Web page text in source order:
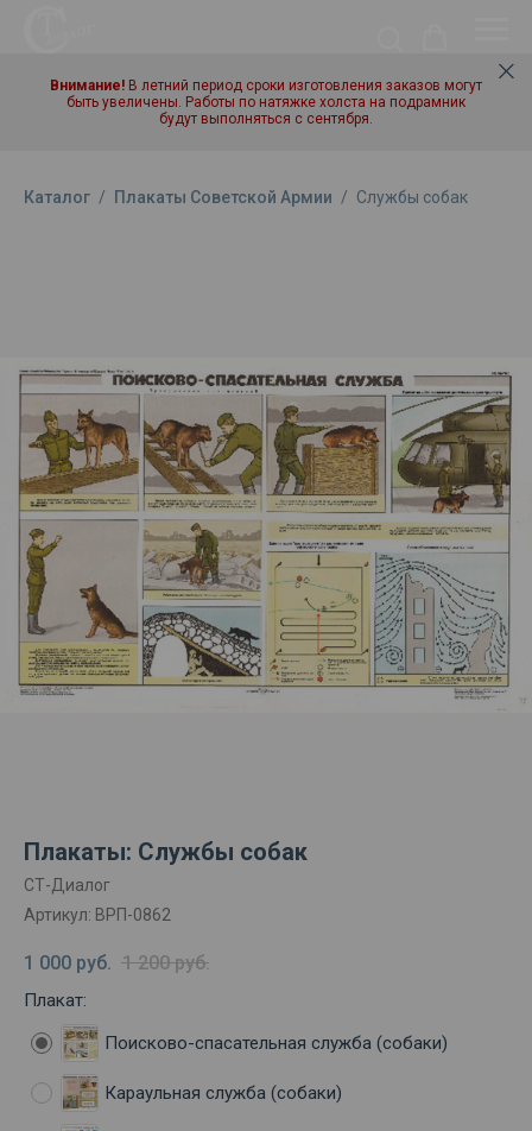
Внимание! В летний период сроки изготовления заказов могут
быть увеличены. Работы по натяжке холста на подрамник
будут выполняться с сентября.
Каталог / Плакаты Советской Армии / Службы собак
Плакаты: Службы собак
СТ-Диалог
Артикул: ВРП-0862
1 000 руб. 1 200 руб.
Плакат:
Поисково-спасательная служба (собаки)
Караульная служба (собаки)